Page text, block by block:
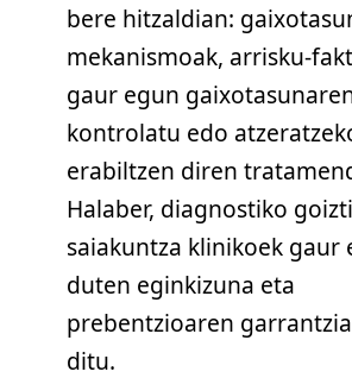
bere hitzaldian:
mekanismoak, arrisku-
gaur egun
kontrolatu edo
erabiltzen diren
Halaber, diagnostiko
saiakuntza klinikoek gaur
duten eginkizuna eta
prebentzioaren
ditu.